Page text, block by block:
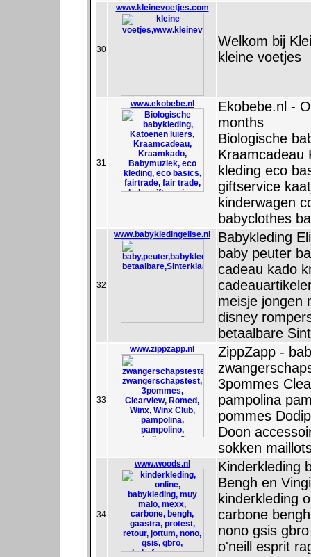
30
www.kleinevoetjes.com
Welkom bij
kleine voetjes
31
www.ekobebe.nl
Ekobebe.nl -
months
Biologische
Kraamcadeau
kleding eco
giftservice
kinderwagen
babyclothes
32
www.babykledingelise.nl
Babykleding
baby peuter
cadeau kado
meisje jongen
disney
betaalbare
33
www.zippzapp.nl
ZippZapp -
3pommes
pampolina
pommes
Doon
sokken
34
www.woods.nl
Kinderkleding
Bengh en
kinderkleding
carbone
nono gsis
o'neill esprit